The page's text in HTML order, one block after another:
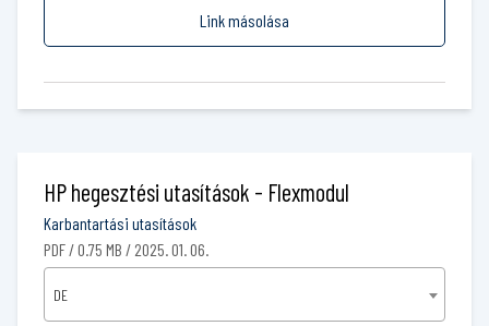
Link másolása
HP hegesztési utasítások - Flexmodul
Karbantartási utasítások
PDF / 0.75 MB / 2025. 01. 06.
DE